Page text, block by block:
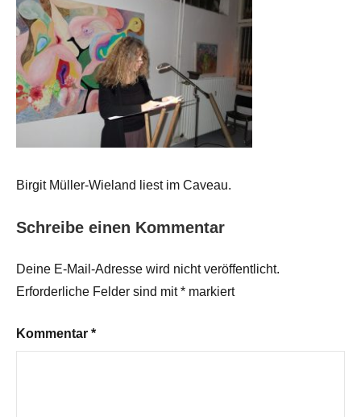
Birgit Müller-Wieland liest im Caveau.
Schreibe einen Kommentar
Deine E-Mail-Adresse wird nicht veröffentlicht.
Erforderliche Felder sind mit* markiert
Kommentar *